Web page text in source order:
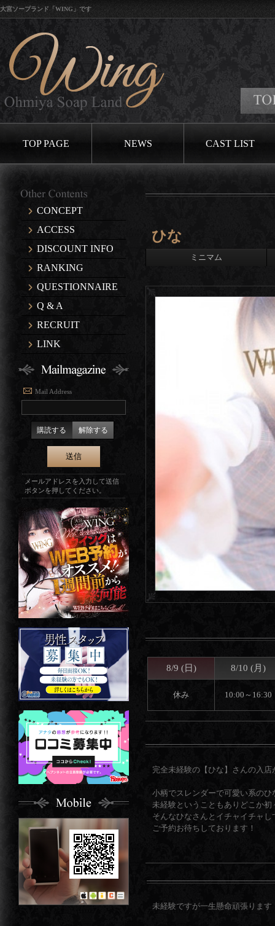
大宮ソープランド「WING」です
TOP PAGE NEWS CAST LIST
CONCEPT
ACCESS
DISCOUNT INFO
RANKING
QUESTIONNAIRE
Q & A
RECRUIT
LINK
Mail Address
購読する 解除する
メールアドレスを入力して送信
ボタンを押してください。
ひな
ミニマム
8/9 (日) 8/10 (月)
休み 10:00～16:30
完全未経験の【ひな】さんの入
小柄でスレンダーで可愛い系のひ
未経験ということもありどこか
そんなひなさんとイチャイチャ
ご予約お待ちしております！
未経験ですが一生懸命頑張ります